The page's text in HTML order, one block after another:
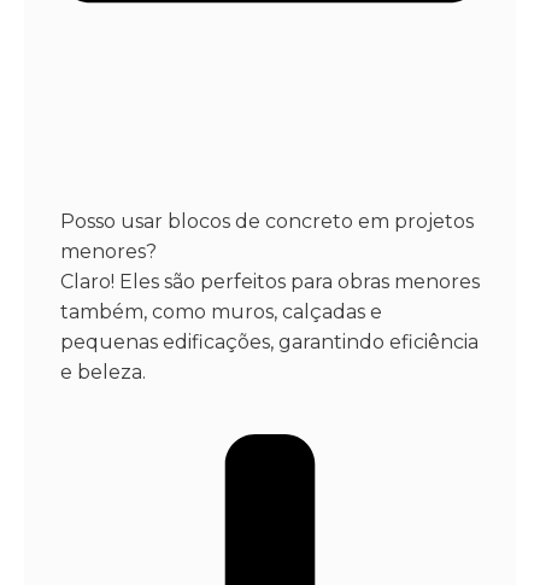
Posso usar blocos de concreto em projetos
menores?
Claro! Eles são perfeitos para obras menores
também, como muros, calçadas e
pequenas edificações, garantindo eficiência
e beleza.